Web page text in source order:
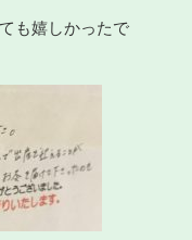
も嬉しかったで